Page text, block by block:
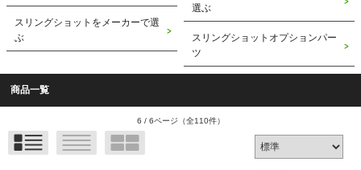
スリングショットをメーカーで選
ぶ
選ぶ
スリングショットオプションパー
ツ
商品一覧
6 / 6ページ （全110件）